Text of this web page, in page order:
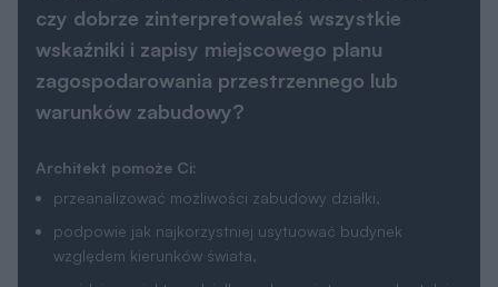
czy dobrze zinterpretowałeś wszystkie
wskaźniki i zapisy miejscowego planu
zagospodarowania przestrzennego lub
warunków zabudowy?
Architekt pomoże Ci:
przeanalizować możliwości zabudowy działki,
podpowie jak najkorzystniej usytuować budynek
względem kierunków świata,